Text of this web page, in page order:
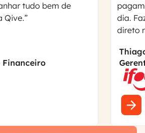
tudo bem de
Qive.”
Financeiro
dia.
direto